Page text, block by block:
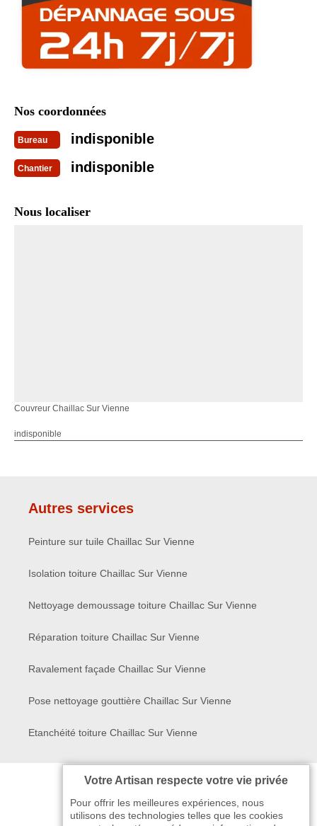
Nos coordonnées
Bureau indisponible
Chantier indisponible
Nous localiser
Couvreur Chaillac Sur Vienne
indisponible
Autres services
Peinture sur tuile Chaillac Sur Vienne
Isolation toiture Chaillac Sur Vienne
Nettoyage demoussage toiture Chaillac Sur Vienne
Réparation toiture Chaillac Sur Vienne
Ravalement façade Chaillac Sur Vienne
Pose nettoyage gouttière Chaillac Sur Vienne
Etanchéité toiture Chaillac Sur Vienne
Votre Artisan respecte votre vie privée
Pour offrir les meilleures expériences, nous
utilisons des technologies telles que les cookies